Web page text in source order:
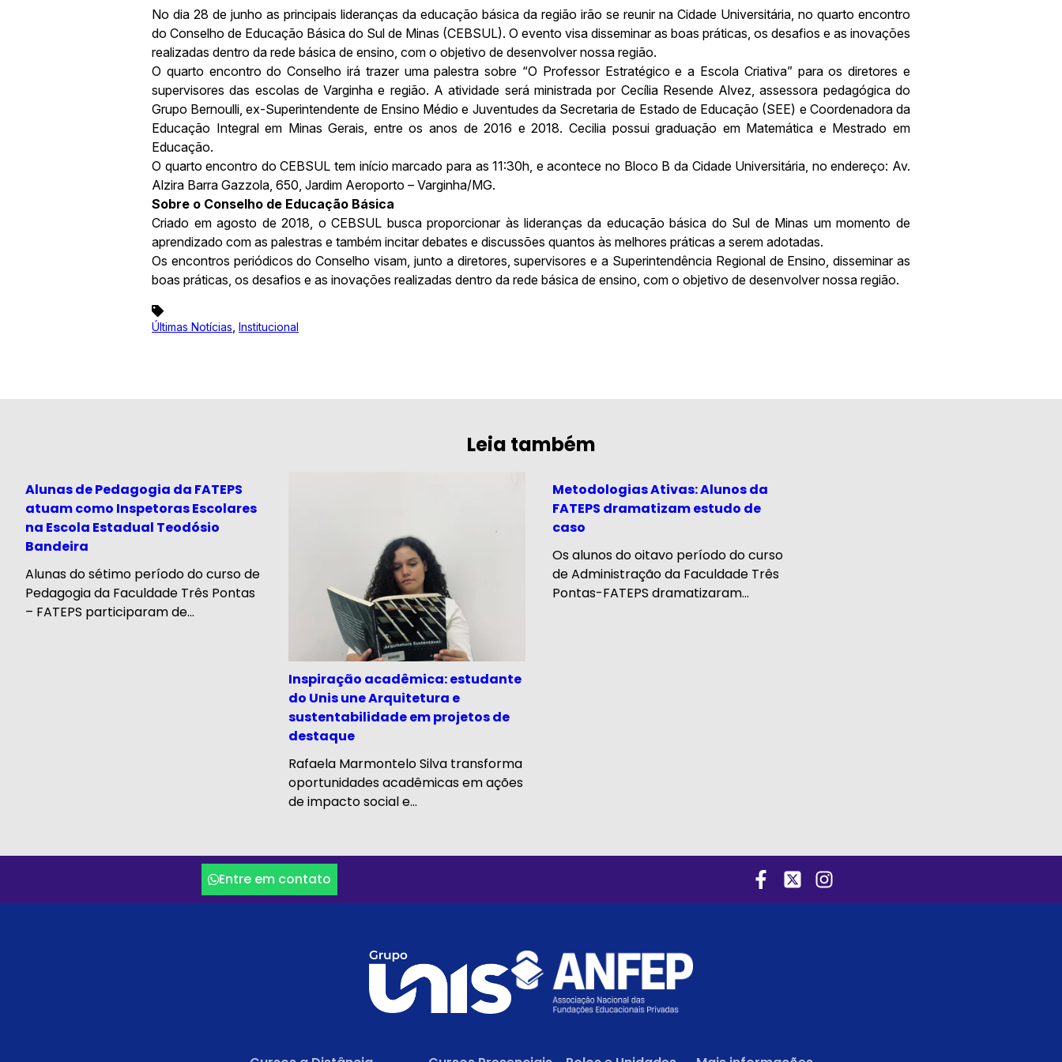
No dia 28 de junho as principais lideranças da educação básica da região irão se reunir na Cidade Universitária, no quarto encontro
do Conselho de Educação Básica do Sul de Minas (CEBSUL). O evento visa disseminar as boas práticas, os desafios e as inovações
realizadas dentro da rede básica de ensino, com o objetivo de desenvolver nossa região.
O quarto encontro do Conselho irá trazer uma palestra sobre “O Professor Estratégico e a Escola Criativa” para os diretores e
supervisores das escolas de Varginha e região. A atividade será ministrada por Cecília Resende Alvez, assessora pedagógica do
Grupo Bernoulli, ex-Superintendente de Ensino Médio e Juventudes da Secretaria de Estado de Educação (SEE) e Coordenadora da
Educação Integral em Minas Gerais, entre os anos de 2016 e 2018. Cecilia possui graduação em Matemática e Mestrado em
Educação.
O quarto encontro do CEBSUL tem início marcado para as 11:30h, e acontece no Bloco B da Cidade Universitária, no endereço: Av.
Alzira Barra Gazzola, 650, Jardim Aeroporto – Varginha/MG.
Sobre o Conselho de Educação Básica
Criado em agosto de 2018, o CEBSUL busca proporcionar às lideranças da educação básica do Sul de Minas um momento de
aprendizado com as palestras e também incitar debates e discussões quantos às melhores práticas a serem adotadas.
Os encontros periódicos do Conselho visam, junto a diretores, supervisores e a Superintendência Regional de Ensino, disseminar as
boas práticas, os desafios e as inovações realizadas dentro da rede básica de ensino, com o objetivo de desenvolver nossa região.
Últimas Notícias Institucional
Leia também
Alunas de Pedagogia da FATEPS
atuam como Inspetoras Escolares
na Escola Estadual Teodósio
Bandeira
Alunas do sétimo período do curso de
Pedagogia da Faculdade Três Pontas
– FATEPS participaram de...
Inspiração acadêmica: estudante
do Unis une Arquitetura e
sustentabilidade em projetos de
destaque
Rafaela Marmontelo Silva transforma
oportunidades acadêmicas em ações
de impacto social e...
Metodologias Ativas: Alunos da
FATEPS dramatizam estudo de
caso
Os alunos do oitavo período do curso
de Administração da Faculdade Três
Pontas-FATEPS dramatizaram...
Entre em contato